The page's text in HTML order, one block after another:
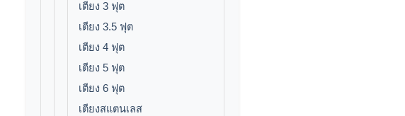
เตียง 3 ฟุต
เตียง 3.5 ฟุต
เตียง 4 ฟุต
เตียง 5 ฟุต
เตียง 6 ฟุต
เตียงสแตนเลส